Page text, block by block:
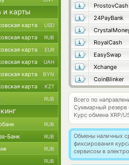
ProstovCash
24PayBank
RoyalCash
EasySwap
Xchange
CoinBlinker
Всего по
Суммарный резерв
Курс обмена XRP/
Обмены наличных
фиксирования
сервисом в
и карты
карта USD
карта RUB
карта EUR
карта UAH
карта BYN
карта KZT
RUB
RUB
Банк RUB
RUB
RUB